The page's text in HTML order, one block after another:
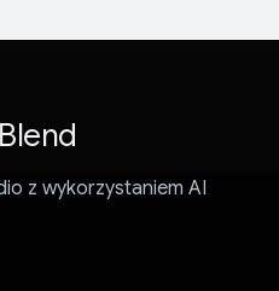
z wykorzystaniem AI